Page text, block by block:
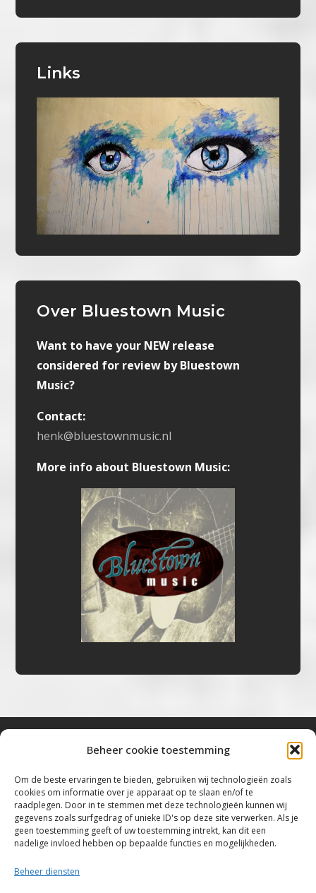
Beheer cookie toestemming
Om de beste ervaringen te bieden, gebruiken wij technologieën zoals
cookies om informatie over je apparaat op te slaan en/of te
raadplegen. Door in te stemmen met deze technologieën kunnen wij
gegevens zoals surfgedrag of unieke ID's op deze site verwerken. Als je
geen toestemming geeft of uw toestemming intrekt, kan dit een
nadelige invloed hebben op bepaalde functies en mogelijkheden.
Beheer diensten
Links
Over Bluestown Music
Want to have your NEW release
considered for review by Bluestown
Music?
Contact:
henk@bluestownmusic.nl
More info about Bluestown Music:
“Voor de mooiste Blues, Rock, Roots &
Americana”
Copyright 2019 – 2026 Bluestown Music – All